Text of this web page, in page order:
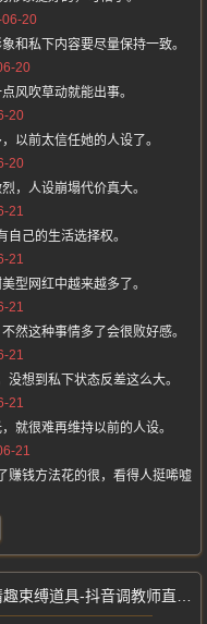
20
和私下内容要尽量保持一致。
20
风吹草动就能出事。
20
以前太信任她的人设了。
20
，人设崩塌代价真大。
21
己的生活选择权。
21
型网红中越来越多了。
21
然这种事情多了会很败好感。
21
想到私下状态反差这么大。
21
就很难再维持以前的人设。
21
赚钱方法花的很，看得人挺唏嘘
具-抖音调教师直播大胆展示